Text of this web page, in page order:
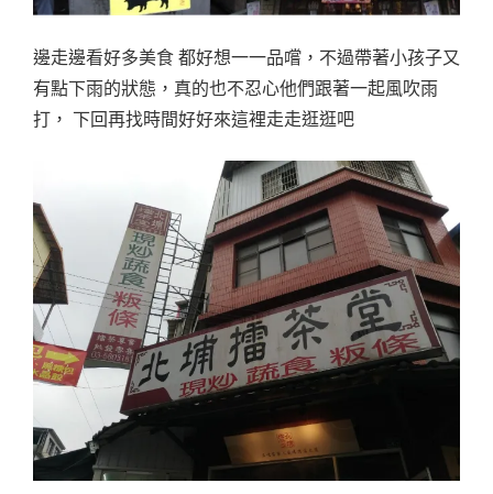
邊走邊看好多美食 都好想一一品嚐，不過帶著小孩子又
有點下雨的狀態，真的也不忍心他們跟著一起風吹雨
打， 下回再找時間好好來這裡走走逛逛吧